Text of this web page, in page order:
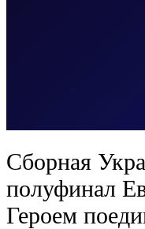
Сборная
полуфинал
Героем